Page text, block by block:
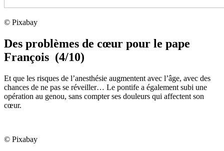
© Pixabay
Des problèmes de cœur pour le pape
François (4/10)
Et que les risques de l’anesthésie augmentent avec l’âge, avec des
chances de ne pas se réveiller… Le pontife a également subi une
opération au genou, sans compter ses douleurs qui affectent son
cœur.
© Pixabay